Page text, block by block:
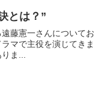
とは？”
藤憲一さんについてお
マで主役を演じてきま
ま...